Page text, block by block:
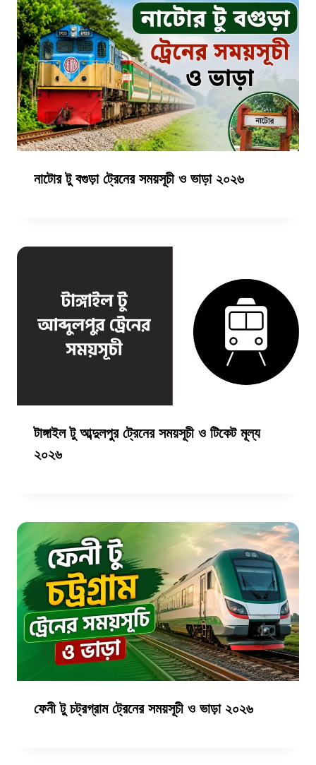
নাটোর টু বগুড়া ট্রেনের সময়সূচী ও ভাড়া ২০২৬
টাঙ্গাইল টু আব্দুলপুর ট্রেনের সময়সূচী ও টিকেট মূল্য
২০২৬
ফেনী টু চট্রগ্রাম ট্রেনের সময়সূচী ও ভাড়া ২০২৬